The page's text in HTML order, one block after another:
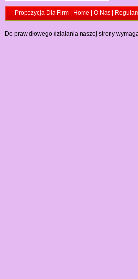
Propozycja Dla Firm Home O Nas
Do prawidłowego działania naszej strony